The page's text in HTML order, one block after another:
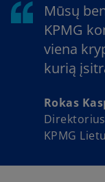
Mūsų
KPMG
viena
kurią
Rokas
KPMG